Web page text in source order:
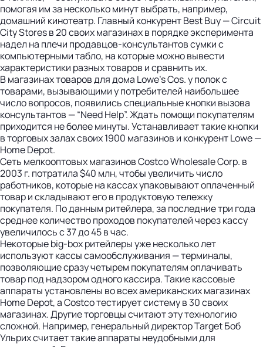
помогая им за несколько минут выбрать, например,
домашний кинотеатр. Главный конкурент Best Buy — Circuit
City Stores в 20 своих магазинах в порядке эксперимента
надел на плечи продавцов-консультантов сумки с
компьютерными табло, на которые можно вывести
характеристики разных товаров и сравнить их.
В магазинах товаров для дома Lowe's Cos. у полок с
товарами, вызывающими у потребителей наибольшее
число вопросов, появились специальные кнопки вызова
консультантов — “Need Help”. Ждать помощи покупателям
приходится не более минуты. Устанавливает такие кнопки
в торговых залах своих 1900 магазинов и конкурент Lowe —
Home Depot.
Сеть мелкооптовых магазинов Costco Wholesale Corp. в
2003 г. потратила $40 млн, чтобы увеличить число
работников, которые на кассах упаковывают оплаченный
товар и складывают его в продуктовую тележку
покупателя. По данным ритейлера, за последние три года
среднее количество проходов покупателей через кассу
увеличилось с 37 до 45 в час.
Некоторые big-box ритейлеры уже несколько лет
используют кассы самообслуживания — терминалы,
позволяющие сразу четырем покупателям оплачивать
товар под надзором одного кассира. Такие кассовые
аппараты установлены во всех американских магазинах
Home Depot, а Costco тестирует систему в 30 своих
магазинах. Другие торговцы считают эту технологию
сложной. Например, генеральный директор Target Боб
Ульрих считает такие аппараты неудобными для